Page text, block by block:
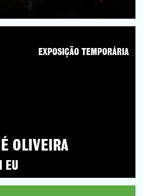
OLIVEIRA
EU
EXPOSIÇÃO TEMPORÁRIA